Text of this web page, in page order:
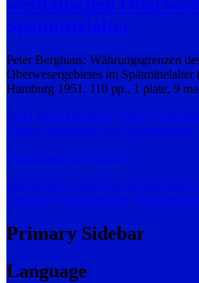
westfälischen
Spätmittelalter
Peter Berghaus: Währungsgrenzen
Oberwesergebietes im
Hamburg 1951. 110 pp., 1 plate, 9
Read More Berghaus, Peter:
Oberwesergebietes im Spätmittelalter
Numismatische Studien
Hamburger Schule der Numismatik
Berghaus Spätmittelalter
Primary Sidebar
Language